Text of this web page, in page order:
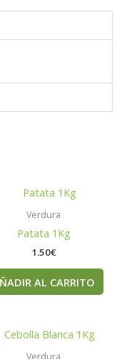
Verdura
Patata 1Kg
1.50€
AL CARRITO
Verdura